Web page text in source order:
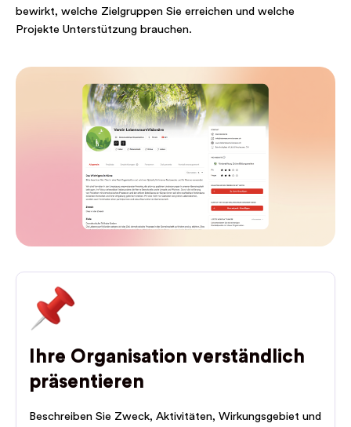
bewirkt, welche Zielgruppen Sie erreichen und welche
Projekte Unterstützung brauchen.
Ihre Organisation verständlich
präsentieren
Beschreiben Sie Zweck, Aktivitäten, Wirkungsgebiet und